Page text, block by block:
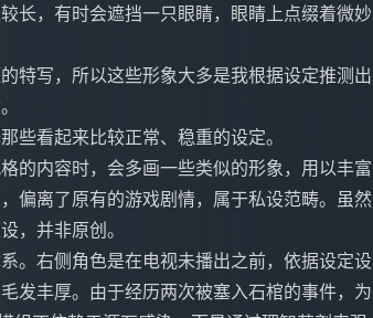
长，有时会遮挡一只眼睛，眼睛上点缀着微妙
特写，所以这些形象大多是我根据设定推测出
些看起来比较正常、稳重的设定。
的内容时，会多画一些类似的形象，用以丰富
偏离了原有的游戏剧情，属于私设范畴。虽然
，并非原创。
。右侧角色是在电视未播出之前，依据设定设
发丰厚。由于经历两次被塞入石棺的事件，为